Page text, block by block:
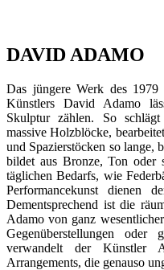
DAVID ADAMO
Das jüngere Werk des
Künstlers David Adamo
Skulptur zählen. So
massive Holzblöcke,
und Spazierstöcken so lange,
bildet aus Bronze, Ton oder
täglichen Bedarfs, wie
Performancekunst dienen
Dementsprechend ist die
Adamo von ganz
Gegenüberstellungen oder
verwandelt der Künstler
Arrangements, die genauso